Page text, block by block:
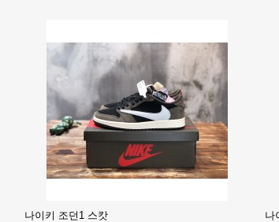
나이키 조던1 스캇 나